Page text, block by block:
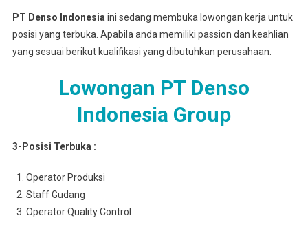
PT Denso Indonesia ini sedang membuka lowongan kerja untuk
posisi yang terbuka. Apabila anda memiliki passion dan keahlian
yang sesuai berikut kualifikasi yang dibutuhkan perusahaan.
Lowongan PT Denso
Indonesia Group
3-Posisi Terbuka :
Operator Produksi
Staff Gudang
Operator Quality Control